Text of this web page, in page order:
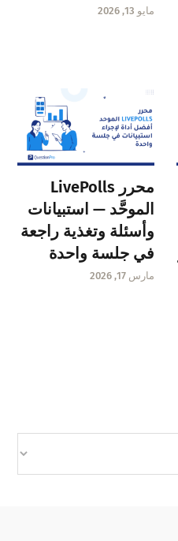
مايو 13, 2026
محرر LivePolls
الموحَّد — استبيانات
وأسئلة وتغذية راجعة
في جلسة واحدة
مارس 17, 2026